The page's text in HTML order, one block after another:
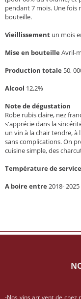
pendant 7 mois. Une fois
bouteille.
Vieillissement un mois
Mise en bouteille Avril-
Production totale 50,
Alcool 12,2%
Note de dégustation
Robe rubis claire, nez
s'apprécie dans la
un vin à la chair tendre,
sans complications. On
cuisine simple, des
Température de service
A boire entre 2018- 2025